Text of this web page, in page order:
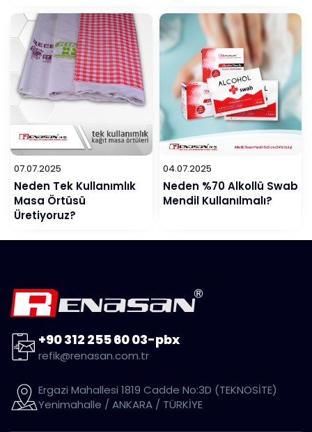
Rehber
07.07.2025
Neden Tek Kullanımlık
Masa Örtüsü
Üretiyoruz?
04.07.2025
Neden %70 Alkollü Swab
Mendil Kullanılmalı?
+90 312 255 60 03-pbx
refik@renasan.com.tr
Ergazi Mahallesi 1819 Cadde No:3D (TEKNOSİTE)
Yenimahalle / ANKARA / TÜRKİYE